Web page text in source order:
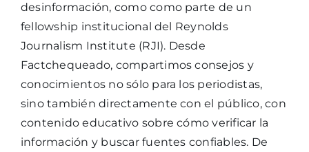
desinformación, comocomo parte de un
fellowship institucional del Reynolds
Journalism Institute (RJI). Desde
Factchequeado, compartimos consejos y
conocimientos no sólo para los periodistas,
sino también directamente con el público, con
contenido educativo sobre cómo verificar la
información y buscar fuentes confiables. De